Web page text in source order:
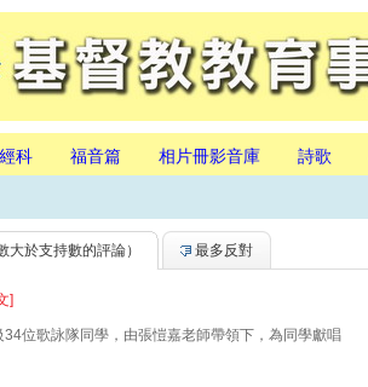
科 福音篇 相片冊影音庫 詩歌
大於支持數的評論） 最多反對
]
歌詠隊同學，由張愷嘉老師帶領下，為同學獻唱